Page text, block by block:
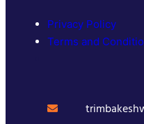
Privacy Policy
Terms and